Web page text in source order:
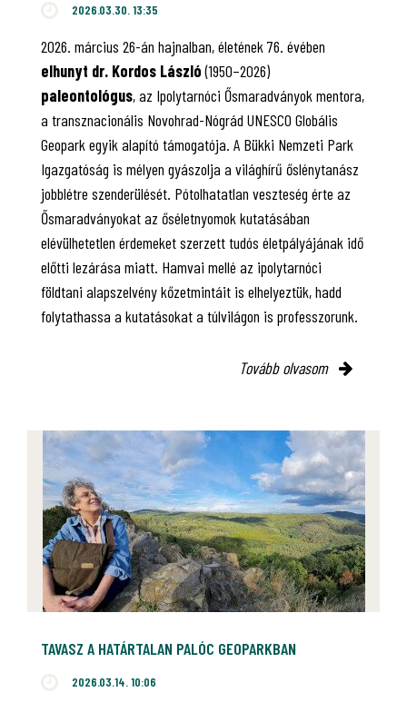
2026.03.30. 13:35
2026. március 26-án hajnalban, életének 76. évében
elhunyt dr. Kordos László(1950–2026)
paleontológus, az Ipolytarnóci Ősmaradványok mentora,
a transznacionális Novohrad-Nógrád UNESCO Globális
Geopark egyik alapító támogatója. A Bükki Nemzeti Park
Igazgatóság is mélyen gyászolja a világhírű őslénytanász
jobblétre szenderülését. Pótolhatatlan veszteség érte az
Ősmaradványokat az őséletnyomok kutatásában
elévülhetetlen érdemeket szerzett tudós életpályájának idő
előtti lezárása miatt. Hamvai mellé az ipolytarnóci
földtani alapszelvény kőzetmintáit is elhelyeztük, hadd
folytathassa a kutatásokat a túlvilágon is professzorunk.
Tovább olvasom
TAVASZ A HATÁRTALAN PALÓC GEOPARKBAN
2026.03.14. 10:06